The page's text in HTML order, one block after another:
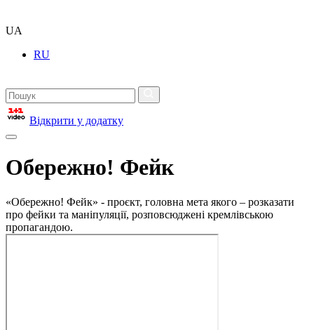
UA
RU
Відкрити у додатку
Обережно! Фейк
«Обережно! Фейк» - проєкт, головна мета якого – розказати
про фейки та маніпуляції, розповсюджені кремлівською
пропагандою.